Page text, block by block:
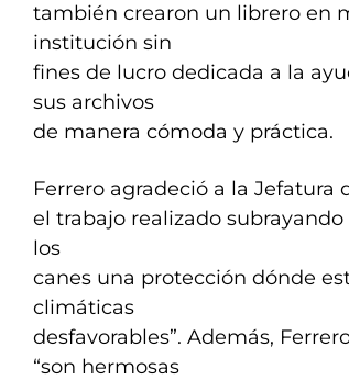
también crearon un librero en
institución sin
fines de lucro dedicada a la
sus archivos
de manera cómoda y práctica.
Ferrero agradeció a la Jefatura
el trabajo realizado
los
canes una protección dónde
climáticas
desfavorables”. Además,
“son hermosas